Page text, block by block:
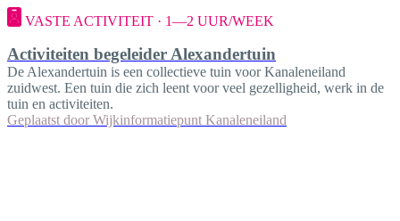
VASTE ACTIVITEIT · 1—2 UUR/WEEK
Activiteiten begeleider Alexandertuin
De Alexandertuin is een collectieve tuin voor Kanaleneiland
zuidwest. Een tuin die zich leent voor veel gezelligheid, werk in de
tuin en activiteiten.
Geplaatst door Wijkinformatiepunt Kanaleneiland